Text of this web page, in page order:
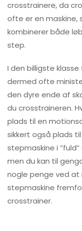
crosstrainere, da
ofte er en maskine,
kombinerer både
step.
I den billigste klasse
dermed ofte
den dyre ende af
du crosstraineren.
plads til en
sikkert også plads
stepmaskine i
men du kan til
nogle penge ved at
stepmaskine
crosstrainer.